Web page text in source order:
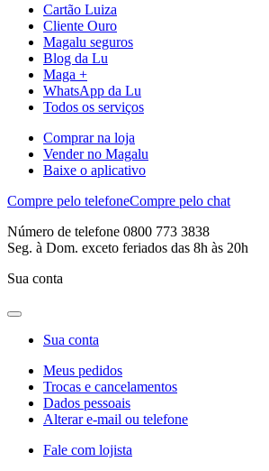
Cartão Luiza
Cliente Ouro
Magalu seguros
Blog da Lu
Maga +
WhatsApp da Lu
Todos os serviços
Comprar na loja
Vender no Magalu
Baixe o aplicativo
Compre pelo telefoneCompre pelo chat
Número de telefone 0800 773 3838
Seg. à Dom. exceto feriados das 8h às 20h
Sua conta
Sua conta
Meus pedidos
Trocas e cancelamentos
Dados pessoais
Alterar e-mail ou telefone
Fale com lojista